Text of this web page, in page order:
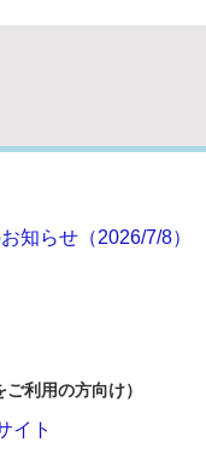
知らせ（2026/7/8）
利用の方向け）